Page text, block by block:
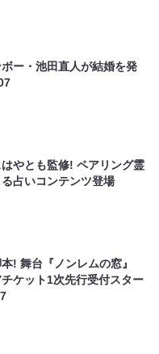
ボー・池田直人が結婚を発
やとも監修! ペアリング霊
占いコンテンツ登場
! 舞台『ノンレムの窓』
ケット1次先行受付スター